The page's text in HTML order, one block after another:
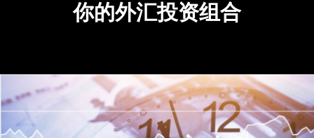
你的外汇投资组合